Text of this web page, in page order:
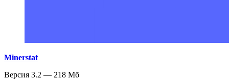
Minerstat
Версия 3.2 — 218 Мб